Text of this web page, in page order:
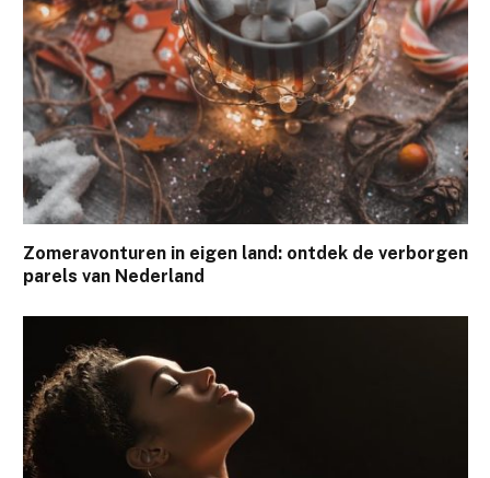
Zomeravonturen in eigen land: ontdek de verborgen
parels van Nederland